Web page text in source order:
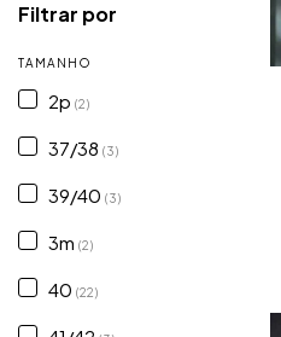
Filtrar por
TAMANHO
2p (2)
37/38 (3)
39/40 (3)
3m (2)
40 (22)